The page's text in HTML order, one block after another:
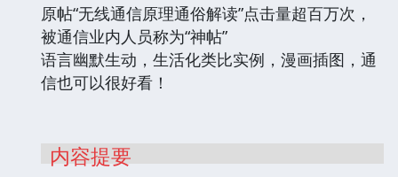
原帖“无线通信原理通俗解读”点击量超百万次，
被通信业内人员称为“神帖”
语言幽默生动，生活化类比实例，漫画插图，通
信也可以很好看！
内容提要